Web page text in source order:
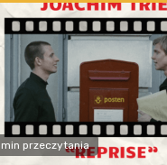
min przeczytania